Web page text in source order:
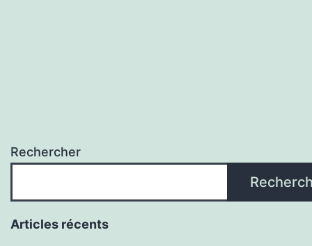
Rechercher
Articles récents